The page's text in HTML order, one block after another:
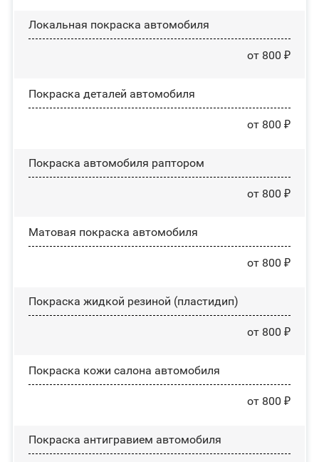
Локальная покраска автомобиля
от 800 ₽
Покраска деталей автомобиля
от 800 ₽
Покраска автомобиля раптором
от 800 ₽
Матовая покраска автомобиля
от 800 ₽
Покраска жидкой резиной (пластидип)
от 800 ₽
Покраска кожи салона автомобиля
от 800 ₽
Покраска антигравием автомобиля